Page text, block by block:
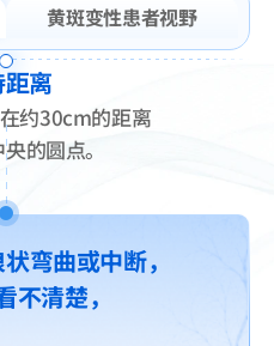
黄斑变性患者视野
离
约30cm的距离
的圆点。
弯曲或中断，
不清楚，